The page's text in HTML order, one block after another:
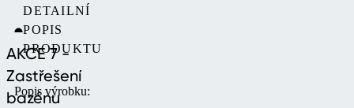
AKCE 7 -
Zastřešení
bazénu
DETAILNÍ
POPIS
PRODUKTU
Popis výrobku: